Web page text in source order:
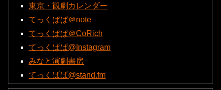
東京・観劇カレンダー
てっくぱぱ＠note
てっくぱぱ＠CoRich
てっくぱぱ@Instagram
みなと演劇書房
てっくぱぱ@stand.fm